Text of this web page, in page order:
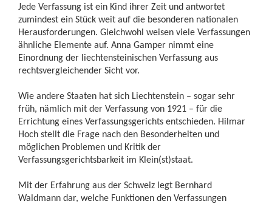
Jede Verfassung ist ein Kind ihrer Zeit und antwortet
zumindest ein Stück weit auf die besonderen nationalen
Herausforderungen. Gleichwohl weisen viele Verfassungen
ähnliche Elemente auf. Anna Gamper nimmt eine
Einordnung der liechtensteinischen Verfassung aus
rechtsvergleichender Sicht vor.
Wie andere Staaten hat sich Liechtenstein – sogar sehr
früh, nämlich mit der Verfassung von 1921 – für die
Errichtung eines Verfassungsgerichts entschieden. Hilmar
Hoch stellt die Frage nach den Besonderheiten und
möglichen Problemen und Kritik der
Verfassungsgerichtsbarkeit im Klein(st)staat.
Mit der Erfahrung aus der Schweiz legt Bernhard
Waldmann dar, welche Funktionen den Verfassungen